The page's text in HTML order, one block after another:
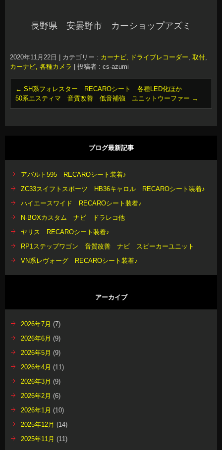
長野県 安曇野市 カーショップアズミ
2020年11月22日 カテゴリー : カーナビ, ドライブレコーダー, 取付,
カーナビ, 各種カメラ
投稿者 : cs-azumi
← SH系フォレスター RECAROシート 各種LED化ほか
50系エスティマ 音質改善 低音補強 ユニットウーファー →
ブログ最新記事
アバルト595 RECAROシート装着♪
ZC33スイフトスポーツ HB36キャロル RECAROシート装着♪
ハイエースワイド RECAROシート装着♪
N-BOXカスタム ナビ ドラレコ他
ヤリス RECAROシート装着♪
RP1ステップワゴン 音質改善 ナビ スピーカーユニット
VN系レヴォーグ RECAROシート装着♪
アーカイブ
2026年7月 (7)
2026年6月 (9)
2026年5月 (9)
2026年4月 (11)
2026年3月 (9)
2026年2月 (6)
2026年1月 (10)
2025年12月 (14)
2025年11月 (11)